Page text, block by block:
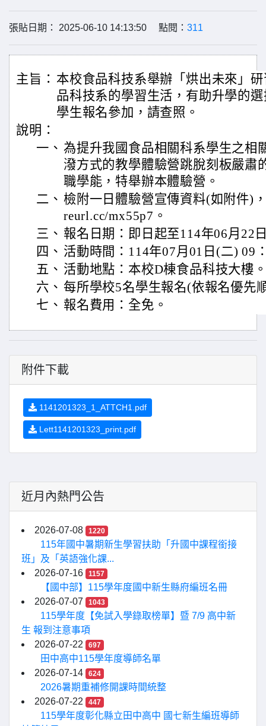
張貼日期： 2025-06-10 14:13:50 點閱： 311
主旨： 本校食品科技系舉辦「烘出未來」
品科技系的學習生活，有助升學的
學生報名參加，請查照。
說明：
一、 為提升我國食品相關科系學生之相
潑方式的教學體驗營跳脫刻板嚴肅
職學能，特舉辦本體驗營。
二、 檢附一日體驗營宣傳資料(如附件)
reurl.cc/mx55p7。
三、 報名日期：即日起至114年06月22
四、 活動時間：114年07月01日(二) 09
五、 活動地點：本校D棟食品科技大樓
六、 每所學校5名學生報名(依報名優先
七、 報名費用：全免。
附件下載
1141201323_1_ATTCH1.pdf
Lett1141201323_print.pdf
近月內熱門公告
2026-07-08 1220
115年國中暑期新生學習扶助「升國中課程銜接
班」及「英語強化課...
2026-07-16
1157
【國中部】115學年度國中新生縣府編班名冊
2026-07-07
1043
115學年度【免試入學錄取榜單】暨 7/9 高中新
生 報到注意事項
2026-07-22
697
田中高中115學年度導師名單
2026-07-14
624
2026暑期重補修開課時間統整
2026-07-22
447
115學年度彰化縣立田中高中 國七新生編班導師